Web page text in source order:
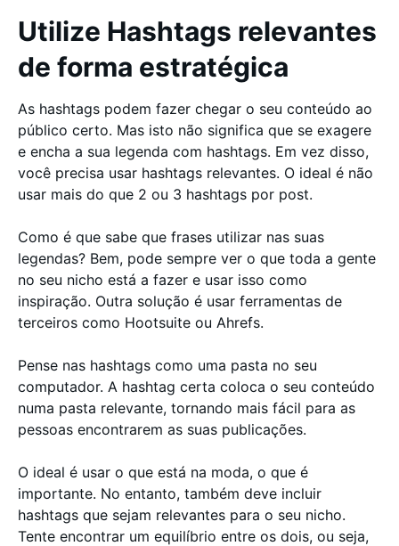
Utilize Hashtags relevantes
de forma estratégica
As hashtags podem fazer chegar o seu conteúdo ao
público certo. Mas isto não significa que se exagere
e encha a sua legenda com hashtags. Em vez disso,
você precisa usar hashtags relevantes. O ideal é não
usar mais do que 2 ou 3 hashtags por post.
Como é que sabe que frases utilizar nas suas
legendas? Bem, pode sempre ver o que toda a gente
no seu nicho está a fazer e usar isso como
inspiração. Outra solução é usar ferramentas de
terceiros como Hootsuite ou Ahrefs.
Pense nas hashtags como uma pasta no seu
computador. A hashtag certa coloca o seu conteúdo
numa pasta relevante, tornando mais fácil para as
pessoas encontrarem as suas publicações.
O ideal é usar o que está na moda, o que é
importante. No entanto, também deve incluir
hashtags que sejam relevantes para o seu nicho.
Tente encontrar um equilíbrio entre os dois, ou seja,